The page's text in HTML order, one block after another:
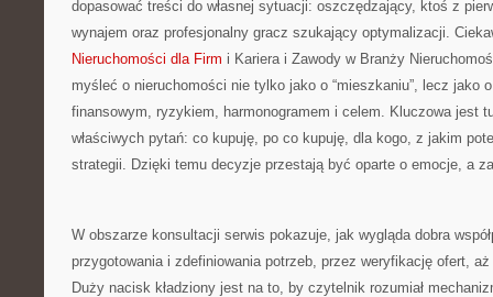
dopasować treści do własnej sytuacji: oszczędzający, ktoś z
wynajem oraz profesjonalny gracz szukający optymalizacji.
Nieruchomości dla Firm i Kariera i Zawody w Branży
myśleć o nieruchomości nie tylko jako o “mieszkaniu”, lecz jako
finansowym, ryzykiem, harmonogramem i celem. Kluczowa jest
właściwych pytań: co kupuję, po co kupuję, dla kogo, z jakim
strategii. Dzięki temu decyzje przestają być oparte o emocje, a
W obszarze konsultacji serwis pokazuje, jak wygląda dobra
przygotowania i zdefiniowania potrzeb, przez weryfikację ofert,
Duży nacisk kładziony jest na to, by czytelnik rozumiał